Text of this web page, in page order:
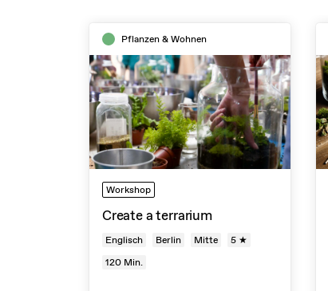
Pflanzen & Wohnen
Workshop
Create a terrarium
Englisch Berlin Mitte
5 ★
120 Min.